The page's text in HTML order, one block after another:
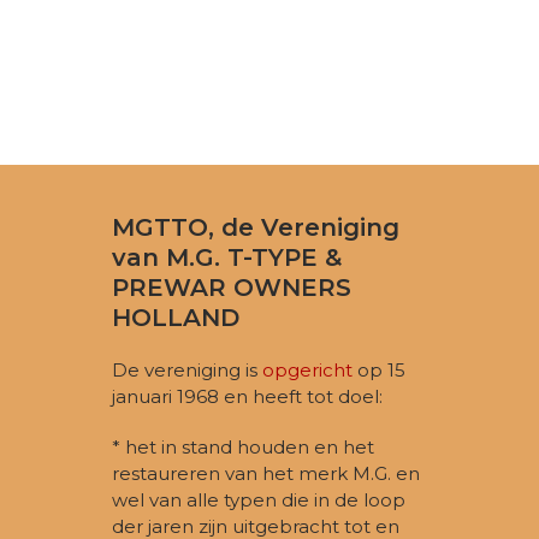
MGTTO, de Vereniging
van M.G. T-TYPE &
PREWAR OWNERS
HOLLAND
De vereniging is opgericht op 15
januari 1968 en heeft tot doel:
* het in stand houden en het
restaureren van het merk M.G. en
wel van alle typen die in de loop
der jaren zijn uitgebracht tot en